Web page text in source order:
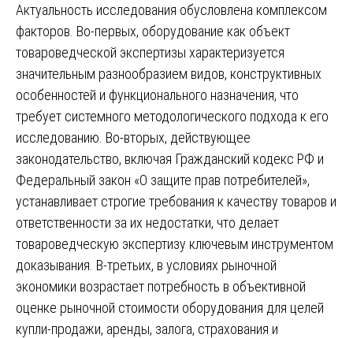
Актуальность исследования обусловлена комплексом
факторов. Во-первых, оборудование как объект
товароведческой экспертизы характеризуется
значительным разнообразием видов, конструктивных
особенностей и функционального назначения, что
требует системного методологического подхода к его
исследованию. Во-вторых, действующее
законодательство, включая Гражданский кодекс РФ и
Федеральный закон «О защите прав потребителей»,
устанавливает строгие требования к качеству товаров и
ответственности за их недостатки, что делает
товароведческую экспертизу ключевым инструментом
доказывания. В-третьих, в условиях рыночной
экономики возрастает потребность в объективной
оценке рыночной стоимости оборудования для целей
купли-продажи, аренды, залога, страхования и